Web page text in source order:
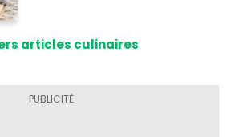
articles culinaires